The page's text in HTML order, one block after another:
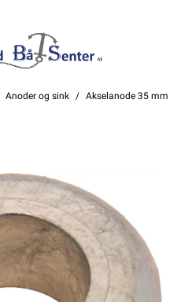
Anoder og sink Akselanode 35 mm